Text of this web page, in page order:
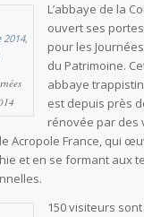
L’abbaye de la
ouvert ses
pour les
du Patrimoine.
abbaye
est depuis près
rénovée par des
Acropole France, qui
et en se formant aux
150 visiteurs